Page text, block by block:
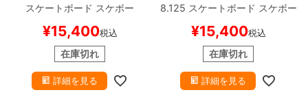
スケートボード スケボー
¥15,400税込
在庫切れ
詳細を見る
8.125 スケートボード スケボー
¥15,400税込
在庫切れ
詳細を見る